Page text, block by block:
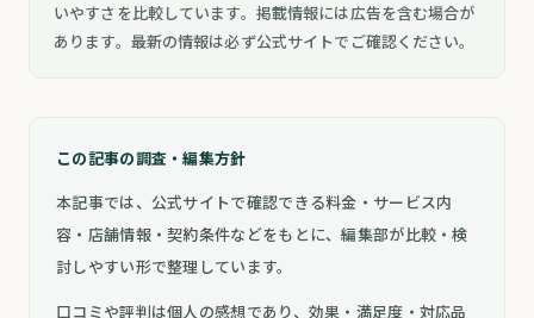
いやすさを比較しています。掲載情報には広告を含む場合が
あります。最新の情報は必ず公式サイトでご確認ください。
この記事の調査・編集方針
本記事では、公式サイトで確認できる料金・サービス内
容・店舗情報・契約条件などをもとに、編集部が比較・検
討しやすい形で整理しています。
口コミや評判は個人の感想であり、効果・満足度・対応品